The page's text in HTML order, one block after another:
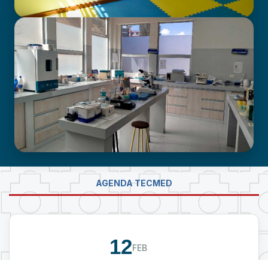
CENTRO DE ATENCIÓN EN
NEURODESARROLLO INFANTIL
LABORATORIO DE INVESTIGACIÓN -
PROUMSA
AGENDA TECMED
12FEB